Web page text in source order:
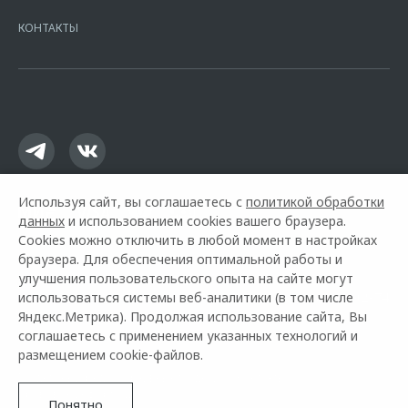
16.01.2015. Предложение ограничено и не является публичной
КОНТАКТЫ
Горячая линия OMODA: 8 (831) 211-92-74
© 2026 Нижегородец Восток
Используя сайт, вы соглашаетесь с политикой обработки
данных и использованием cookies вашего браузера.
Cookies можно отключить в любой момент в настройках
браузера. Для обеспечения оптимальной работы и
улучшения пользовательского опыта на сайте могут
использоваться системы веб-аналитики (в том числе
Яндекс.Метрика). Продолжая использование сайта, Вы
соглашаетесь с применением указанных технологий и
размещением cookie-файлов.